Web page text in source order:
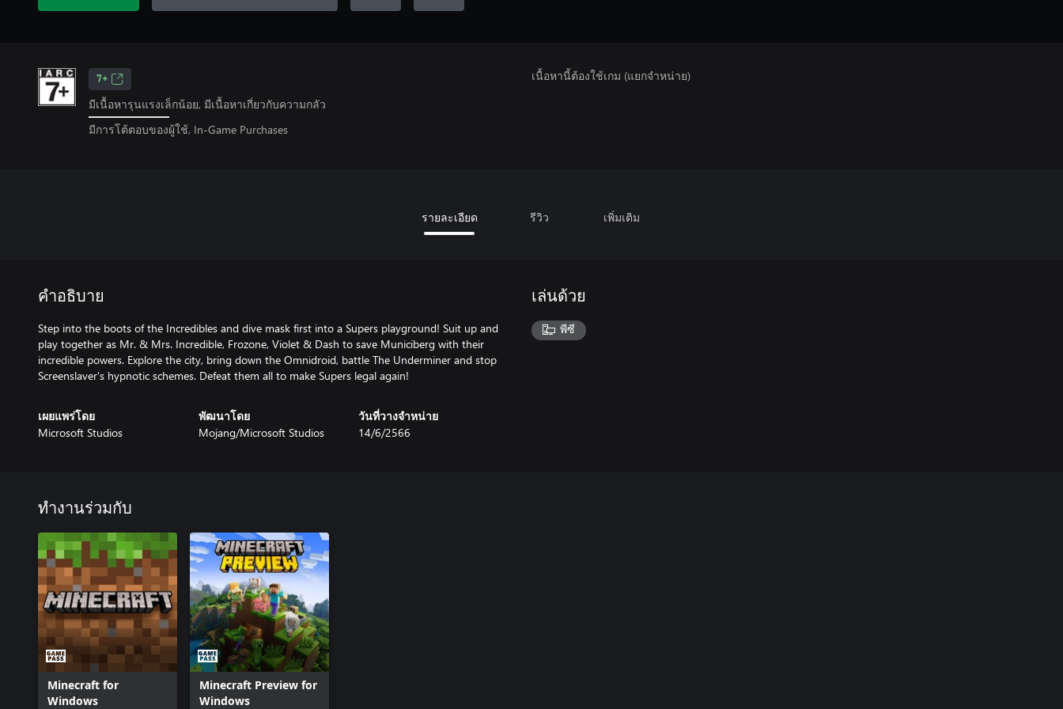
7+
มีเนื้อหารุนแรงเล็กน้อย, มีเนื้อหาเกี่ยวกับความกลัว
มีการโต้ตอบของผู้ใช้, In-Game Purchases
เนื้อหานี้ต้องใช้เกม (แยกจำหน่าย)
รายละเอียด รีวิว เพิ่มเติม
คำอธิบาย
Step into the boots of the Incredibles and dive mask first into a Supers playground! Suit up and
play together as Mr. & Mrs. Incredible, Frozone, Violet & Dash to save Municiberg with their
incredible powers. Explore the city, bring down the Omnidroid, battle The Underminer and stop
Screenslaver's hypnotic schemes. Defeat them all to make Supers legal again!
เผยแพร่โดย
Microsoft Studios
พัฒนาโดย
Mojang/Microsoft Studios
วันที่วางจำหน่าย
14/6/2566
เล่นด้วย
พีซี
ทำงานร่วมกับ
Minecraft for
Windows
Minecraft Preview for
Windows